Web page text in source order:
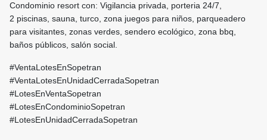
Condominio resort con: Vigilancia privada, porteria 24/7,
2 piscinas, sauna, turco, zona juegos para niños, parqueadero
para visitantes, zonas verdes, sendero ecológico, zona bbq,
baños públicos, salón social.
#VentaLotesEnSopetran
#VentaLotesEnUnidadCerradaSopetran
#LotesEnVentaSopetran
#LotesEnCondominioSopetran
#LotesEnUnidadCerradaSopetran